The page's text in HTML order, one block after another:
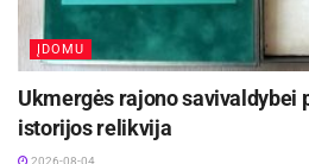
ĮDOMU
Ukmergės rajono savivaldybei
istorijos relikvija
2026-08-04